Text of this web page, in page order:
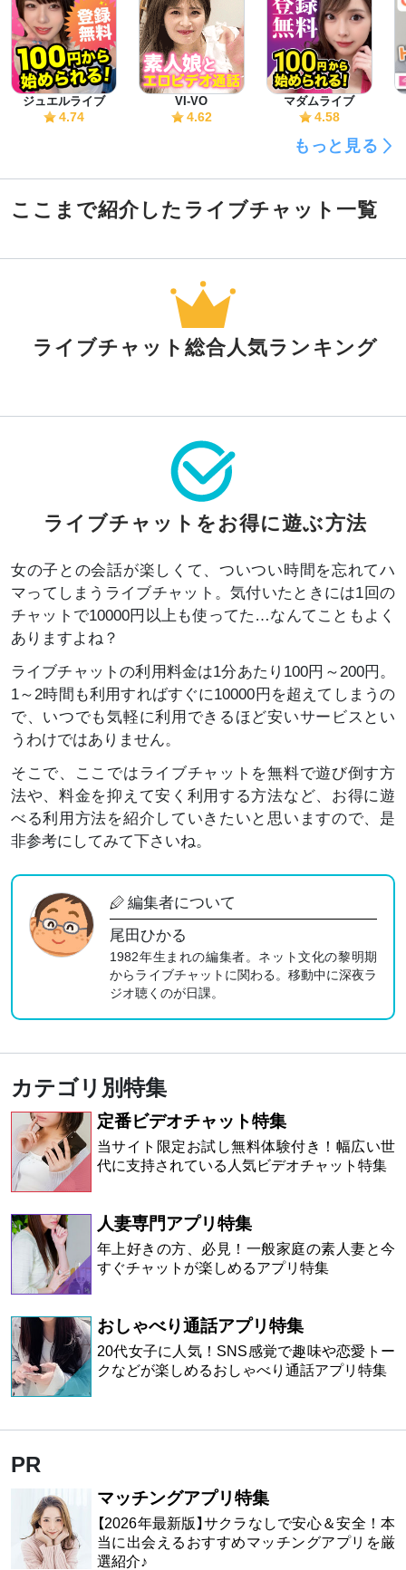
ジュエルライブ
4.74
VI-VO
4.62
マダムライブ
4.58
もっと見る
ここまで紹介したライブチャット一覧
ライブチャット総合人気ランキング
ライブチャットをお得に遊ぶ方法
女の子との会話が楽しくて、ついつい時間を忘れてハ
マってしまうライブチャット。気付いたときには1回の
チャットで10000円以上も使ってた…なんてこともよく
ありますよね？
ライブチャットの利用料金は1分あたり100円～200円。
1～2時間も利用すればすぐに10000円を超えてしまうの
で、いつでも気軽に利用できるほど安いサービスとい
うわけではありません。
そこで、ここではライブチャットを無料で遊び倒す方
法や、料金を抑えて安く利用する方法など、お得に遊
べる利用方法を紹介していきたいと思いますので、是
非参考にしてみて下さいね。
編集者について
尾田ひかる
1982年生まれの編集者。ネット文化の黎明期
からライブチャットに関わる。移動中に深夜ラ
ジオ聴くのが日課。
カテゴリ別特集
定番ビデオチャット特集
当サイト限定お試し無料体験付き！幅広い世
代に支持されている人気ビデオチャット特集
人妻専門アプリ特集
年上好きの方、必見！一般家庭の素人妻と今
すぐチャットが楽しめるアプリ特集
おしゃべり通話アプリ特集
20代女子に人気！SNS感覚で趣味や恋愛トー
クなどが楽しめるおしゃべり通話アプリ特集
PR
マッチングアプリ特集
【2026年最新版】サクラなしで安心＆安全！本
当に出会えるおすすめマッチングアプリを厳
選紹介♪